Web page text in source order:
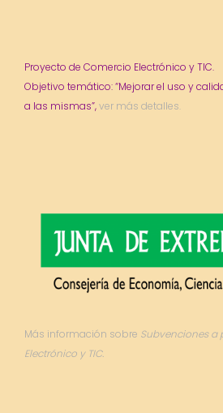
Proyecto de Comercio Electrónico y TIC.
Objetivo temático: “Mejorar el uso y
a las mismas”,ver más detalles.
Más información sobre Subvenciones a
Electrónico y TIC.